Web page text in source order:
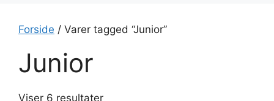
Forside / Varer tagged “Junior”
Junior
Viser 6 resultater